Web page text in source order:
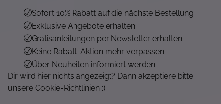
Sofort 10% Rabatt auf die nächste Bestellung
Exklusive Angebote erhalten
Gratisanleitungen per Newsletter erhalten
Keine Rabatt-Aktion mehr verpassen
Über Neuheiten informiert werden
Dir wird hier nichts angezeigt? Dann akzeptiere bitte
unsere Cookie-Richtlinien :)